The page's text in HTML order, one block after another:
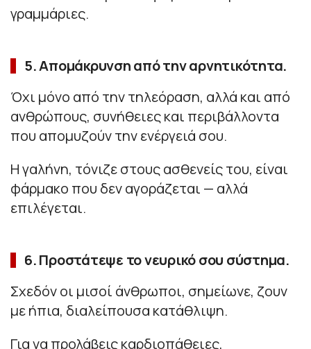
γραμμάριες.
5. Απομάκρυνση από την αρνητικότητα.
Όχι μόνο από την τηλεόραση, αλλά και από
ανθρώπους, συνήθειες και περιβάλλοντα
που απομυζούν την ενέργειά σου.
Η γαλήνη, τόνιζε στους ασθενείς του, είναι
φάρμακο που δεν αγοράζεται — αλλά
επιλέγεται.
6. Προστάτεψε το νευρικό σου σύστημα.
Σχεδόν οι μισοί άνθρωποι, σημείωνε, ζουν
με ήπια, διαλείπουσα κατάθλιψη.
Για να προλάβεις καρδιοπάθειες,